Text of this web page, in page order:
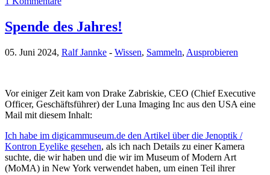
Spende des Jahres!
05. Juni 2024, Ralf Jannke - Wissen, Sammeln, Ausprobieren
Vor einiger Zeit kam von Drake Zabriskie, CEO (Chief Executive
Officer, Geschäftsführer) der Luna Imaging Inc aus den USA eine
Mail mit diesem Inhalt:
Ich habe im digicammuseum.de den Artikel über die Jenoptik /
Kontron Eyelike gesehen, als ich nach Details zu einer Kamera
suchte, die wir haben und die wir im Museum of Modern Art
(MoMA) in New York verwendet haben, um einen Teil ihrer